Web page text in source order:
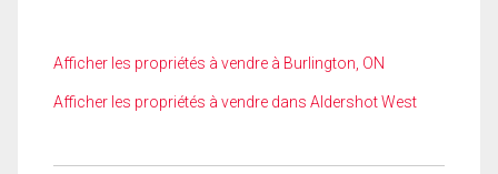
Afficher les propriétés à vendre à Burlington, ON
Afficher les propriétés à vendre dans Aldershot West